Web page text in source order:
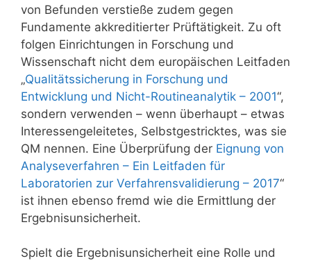
von Befunden verstieße zudem gegen
Fundamente akkreditierter Prüftätigkeit. Zu oft
folgen Einrichtungen in Forschung und
Wissenschaft nicht dem europäischen Leitfaden
„Qualitätssicherung in Forschung und
Entwicklung und Nicht-Routineanalytik – 2001“,
sondern verwenden – wenn überhaupt – etwas
Interessengeleitetes, Selbstgestricktes, was sie
QM nennen. Eine Überprüfung der Eignung von
Analyseverfahren – Ein Leitfaden für
Laboratorien zur Verfahrensvalidierung – 2017“
ist ihnen ebenso fremd wie die Ermittlung der
Ergebnisunsicherheit.
Spielt die Ergebnisunsicherheit eine Rolle und